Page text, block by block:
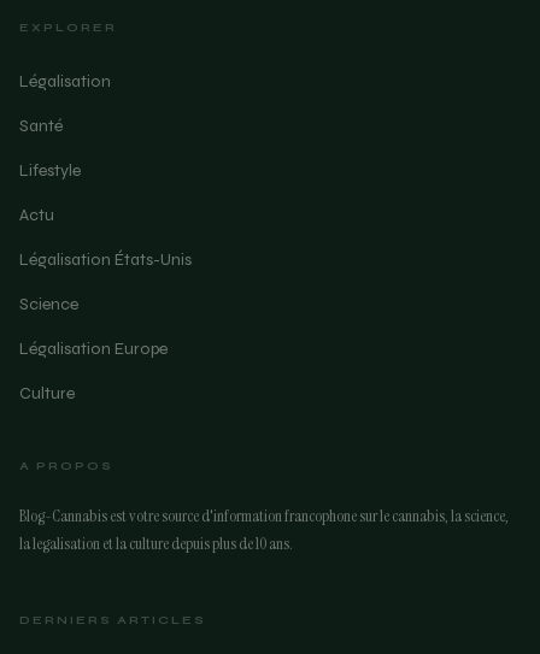
EXPLORER
Légalisation
Santé
Lifestyle
Actu
Légalisation États-Unis
Science
Légalisation Europe
Culture
A PROPOS
Blog-Cannabis est votre source d'information francophone sur le cannabis, la science,
la legalisation et la culture depuis plus de 10 ans.
DERNIERS ARTICLES